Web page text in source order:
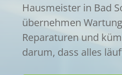
Hausmeister in Bad
übernehmen
Reparaturen und
darum, dass alles